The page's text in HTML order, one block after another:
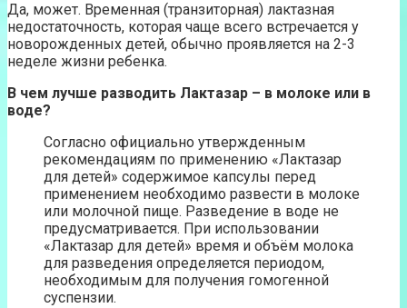
Да, может. Временная (транзиторная) лактазная
недостаточность, которая чаще всего встречается у
новорожденных детей, обычно проявляется на 2-3
неделе жизни ребенка.
В чем лучше разводить Лактазар – в молоке или в
воде?
Согласно официально утвержденным
рекомендациям по применению «Лактазар
для детей» содержимое капсулы перед
применением необходимо развести в молоке
или молочной пище. Разведение в воде не
предусматривается. При использовании
«Лактазар для детей» время и объём молока
для разведения определяется периодом,
необходимым для получения гомогенной
суспензии.